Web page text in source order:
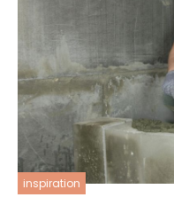
inspiration